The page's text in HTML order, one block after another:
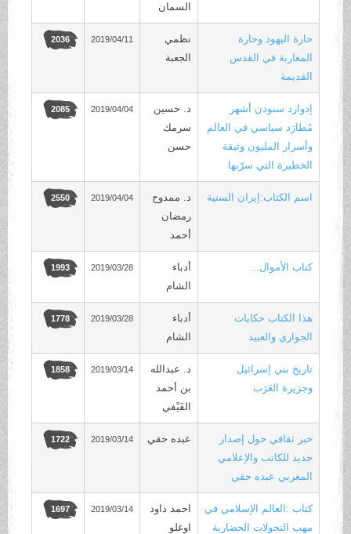
السمان
حارة اليهود وحارة
المغاربة في القدس
القديمة
نظمي
الجعبة
2019/04/11
2036
إدوارد سنودن أشهر
مُطارَد سياسي في العالم
وأسرار المليون وثيقة
الخطيرة التي سرّبها
د. حسين
سرمك
حسن
2019/04/04
2085
اسم الكتاب:إيران السنية
د. ممدوح
رمضان
أحمد
2019/04/04
2550
كتاب الأموال...
أدباء
الشام
2019/03/28
1993
هذا الكتاب حكايات
الجواري والعبيد
أدباء
الشام
2019/03/28
1778
تاريخ بني إسرائيل
وجزيرة العَرَب
د. عبدالله
بن أحمد
الفَيْفي
2019/03/14
1858
خبر ثقافي حول إصدار
جديد للكاتب والإعلامي
المغربي عبده حقي
عبده حقي 2019/03/14
1722
كتاب :العالم الإسلامي في
مهب التحولات الحضارية
احمد داود
اوغلو
2019/03/14
1697